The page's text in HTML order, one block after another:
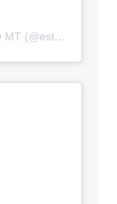
Um post compartilhado por ESTADÃO MT (@estadaomt)